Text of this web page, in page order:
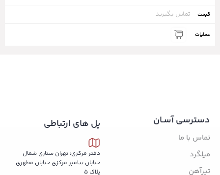
تماس بگیرید
دسترسی آسـان
تماس با ما
میلگرد
تیرآهن
پل های ارتباطی
دفتر مرکزی: تهران ستاری شمال
خیابان پیامبر مرکزی خیابان مطهری
پلاک 5